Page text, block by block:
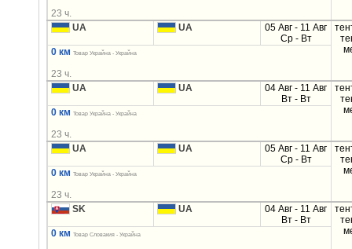
23 ч.
UA
UA
05 Авг - 11 Авг
Ср - Вт
0 км Товар Украйна - Украйна
23 ч.
UA
UA
04 Авг - 11 Авг
Вт - Вт
0 км Товар Украйна - Украйна
23 ч.
UA
UA
05 Авг - 11 Авг
Ср - Вт
0 км Товар Украйна - Украйна
23 ч.
SK
UA
04 Авг - 11 Авг
Вт - Вт
0 км Товар Словакия - Украйна